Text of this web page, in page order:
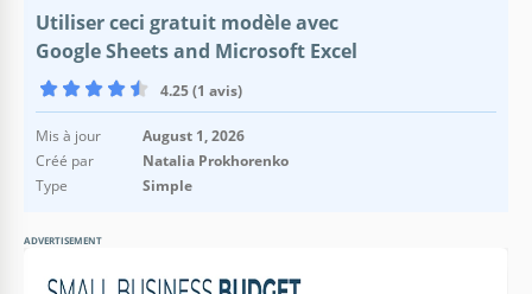
Utiliser ceci gratuit modèle avec
Google Sheets and Microsoft Excel
4.25 (1 avis)
Mis à jour
August 1, 2026
Créé par
Natalia Prokhorenko
Type
Simple
ADVERTISEMENT